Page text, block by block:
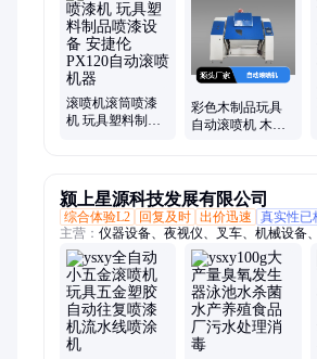
滚喷机滚筒喷漆
机 玩具塑料制品
彩色木制品玩具
自动滚喷机 木制
颍上星源科技发展有限公司
综合体验L2
回复及时 出价迅速 真实性已
主营： 仪器设备、夜视仪、叉车、机械设备
机、洗地机、升降机、压屏机、制粒机、手
浆机、肠粉石磨机、汽油打药机、智能豆腐
地式音箱、根雕木雕、检测仪空气、气密性
塔、高温杀菌锅